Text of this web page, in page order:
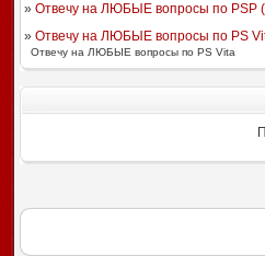
» Отвечу на ЛЮБЫЕ вопросы по PSP
» Отвечу на ЛЮБЫЕ вопросы по PS
Отвечу на ЛЮБЫЕ вопросы по PS Vita